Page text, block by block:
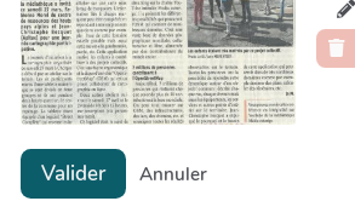
Valider Annuler